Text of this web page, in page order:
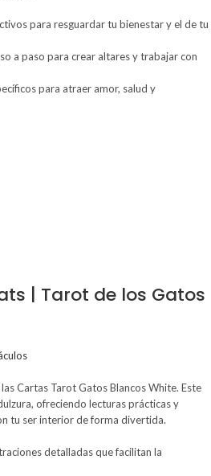
para resguardar tu bienestar y el de tu
a paso para crear altares y trabajar con
para atraer amor, salud y
| Tarot de los Gatos
Cartas Tarot Gatos Blancos White. Este
ofreciendo lecturas prácticas y
tu ser interior de forma divertida.
detalladas que facilitan la